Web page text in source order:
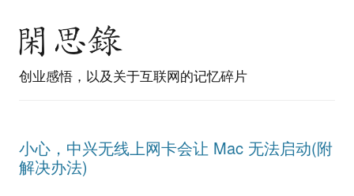
创业感悟，以及关于互联网的记忆碎片
小心，中兴无线上网卡会让 Mac 无法启动(附
解决办法)